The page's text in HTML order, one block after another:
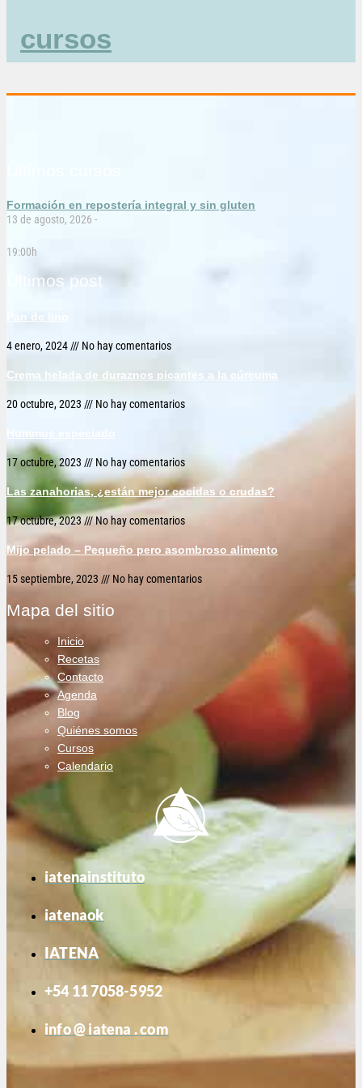
cursos
Formación en repostería integral y sin gluten
13 de agosto, 2026 -
19:00h
Últimos post
Pan de lino
4 enero, 2024 No hay comentarios
Crema helada de duraznos picantes a la cúrcuma
20 octubre, 2023 No hay comentarios
Hummus especiado
17 octubre, 2023 No hay comentarios
Las zanahorias, ¿están mejor cocidas o crudas?
17 octubre, 2023 No hay comentarios
Mijo pelado – Pequeño pero asombroso alimento
15 septiembre, 2023 No hay comentarios
Mapa del sitio
Inicio
Recetas
Contacto
Agenda
Blog
Quiénes somos
Cursos
Calendario
iatenainstituto
iatenaok
IATENA
+54 11 7058-5952
info @ iatena . com